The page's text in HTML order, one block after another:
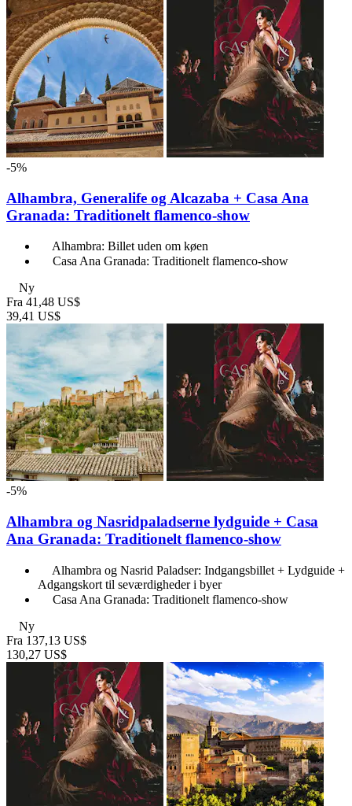
-5%
Alhambra, Generalife og Alcazaba + Casa Ana
Granada: Traditionelt flamenco-show
Alhambra: Billet uden om køen
Casa Ana Granada: Traditionelt flamenco-show
Ny
Fra 41,48 US$
39,41 US$
-5%
Alhambra og Nasridpaladserne lydguide + Casa
Ana Granada: Traditionelt flamenco-show
Alhambra og Nasrid Paladser: Indgangsbillet + Lydguide +
Adgangskort til seværdigheder i byer
Casa Ana Granada: Traditionelt flamenco-show
Ny
Fra 137,13 US$
130,27 US$